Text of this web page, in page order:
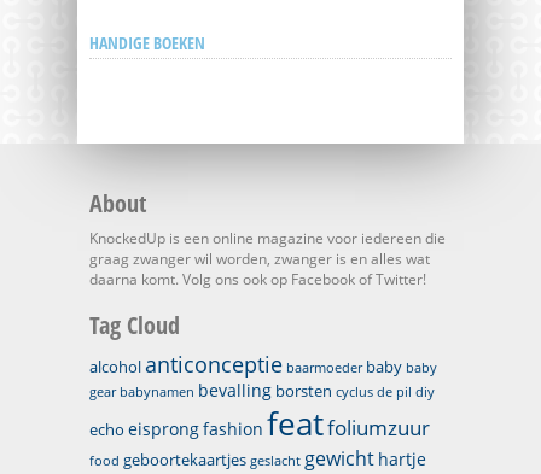
HANDIGE BOEKEN
About
KnockedUp is een online magazine voor iedereen die
graag zwanger wil worden, zwanger is en alles wat
daarna komt. Volg ons ook op Facebook of Twitter!
Tag Cloud
alcoholanticonceptie baarmoeder baby baby
gear babynamen bevalling borsten cyclus de pil diy
echo eisprongfashion featfoliumzuur
food geboortekaartjes geslacht gewicht hartje